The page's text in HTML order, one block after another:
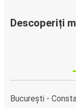
clicuri. La
Apple Pay.
autocarelor sau
Descoperiți
București -